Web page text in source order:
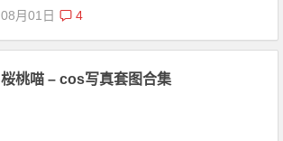
08月01日 4
桜桃喵 – cos写真套图合集